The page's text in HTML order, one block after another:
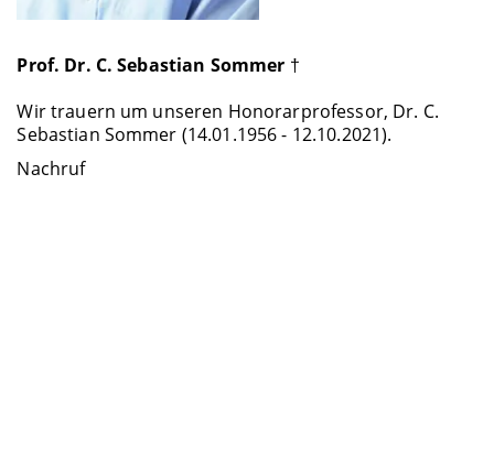
Prof. Dr. C. Sebastian Sommer †
Wir trauern um unseren Honorarprofessor, Dr. C.
Sebastian Sommer (14.01.1956 - 12.10.2021).
Nachruf